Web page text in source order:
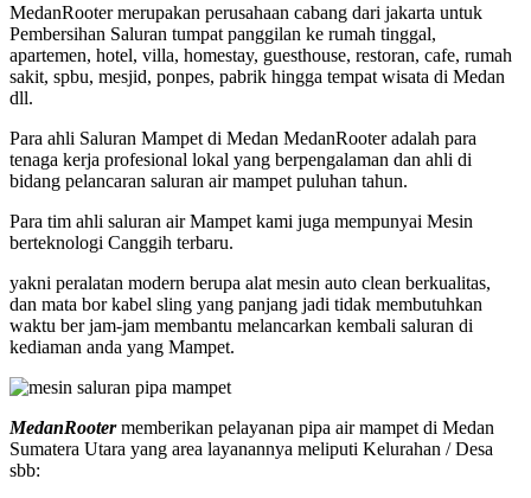
MedanRooter merupakan perusahaan cabang dari jakarta untuk
Pembersihan Saluran tumpat panggilan ke rumah tinggal,
apartemen, hotel, villa, homestay, guesthouse, restoran, cafe, rumah
sakit, spbu, mesjid, ponpes, pabrik hingga tempat wisata di Medan
dll.
Para ahli Saluran Mampet di Medan MedanRooter adalah para
tenaga kerja profesional lokal yang berpengalaman dan ahli di
bidang pelancaran saluran air mampet puluhan tahun.
Para tim ahli saluran air Mampet kami juga mempunyai Mesin
berteknologi Canggih terbaru.
yakni peralatan modern berupa alat mesin auto clean berkualitas,
dan mata bor kabel sling yang panjang jadi tidak membutuhkan
waktu ber jam-jam membantu melancarkan kembali saluran di
kediaman anda yang Mampet.
MedanRootermemberikan pelayanan pipa air mampet di Medan
Sumatera Utara yang area layanannya meliputi Kelurahan / Desa
sbb: